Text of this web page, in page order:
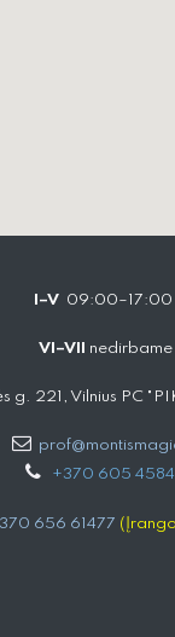
I–V 09:00–17:00
VI–VII nedirbame
g. 221, Vilnius PC
+370 605
656 61477